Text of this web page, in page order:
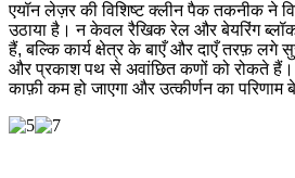
एयॉन लेज़र की विशिष्ट क्लीन पैक तकनीक ने
उठाया है। न केवल रैखिक रेल और बेयरिंग
हैं, बल्कि कार्य क्षेत्र के बाएँ और दाएँ तरफ़ लगे
और प्रकाश पथ से अवांछित कणों को रोकते
काफ़ी कम हो जाएगा और उत्कीर्णन का परिणाम